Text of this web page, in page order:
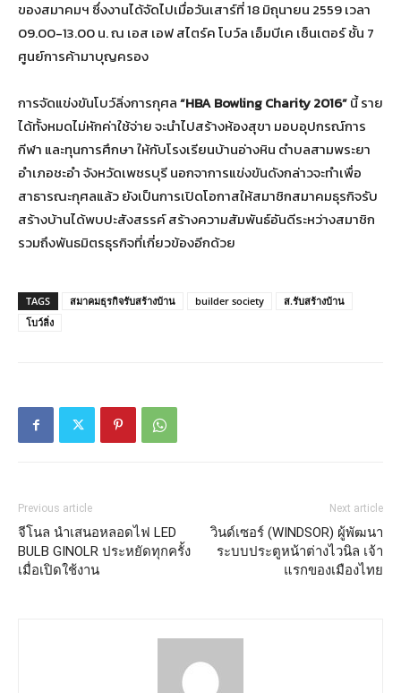
ของสมาคมฯ ซึ่งงานได้จัดไปเมื่อวันเสาร์ที่ 18 มิถุนายน 2559 เวลา
09.00-13.00 น. ณ เอส เอฟ สไตร์ค โบว์ล เอ็มบีเค เซ็นเตอร์ ชั้น 7
ศูนย์การค้ามาบุญครอง
การจัดแข่งขันโบว์ลิ่งการกุศล“HBA Bowling Charity 2016”นี้ ราย
ได้ทั้งหมดไม่หักค่าใช้จ่าย จะนำไปสร้างห้องสุขา มอบอุปกรณ์การ
กีฬา และทุนการศึกษา ให้กับโรงเรียนบ้านอ่างหิน ตำบลสามพระยา
อำเภอชะอำ จังหวัดเพชรบุรี นอกจาการแข่งขันดังกล่าวจะทำเพื่อ
สาธารณะกุศลแล้ว ยังเป็นการเปิดโอกาสให้สมาชิกสมาคมธุรกิจรับ
สร้างบ้านได้พบปะสังสรรค์ สร้างความสัมพันธ์อันดีระหว่างสมาชิก
รวมถึงพันธมิตรธุรกิจที่เกี่ยวข้องอีกด้วย
TAGS สมาคมธุรกิจรับสร้างบ้าน builder society
ส.รับสร้างบ้าน
โบว์ลิ่ง
Previous article
จีโนล นำเสนอหลอดไฟ LED
BULB GINOLR ประหยัดทุกครั้ง
เมื่อเปิดใช้งาน
Next article
วินด์เซอร์ (WINDSOR) ผู้พัฒนา
ระบบประตูหน้าต่างไวนิล เจ้า
แรกของเมืองไทย